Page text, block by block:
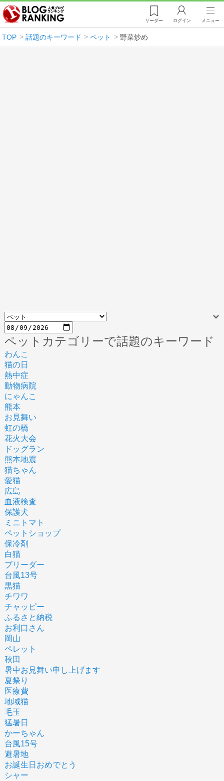
リーダー ログイン メニュー
TOP 話題のキーワード ペット 野菜炒め
ペットカテゴリーで話題のキーワード
わんこ
猫の日
熱中症
動物病院
にゃんこ
熊本
お見舞い
虹の橋
花火大会
ドッグラン
熊本地震
猫ちゃん
愛猫
広島
血液検査
保護犬
ミニトマト
ペットショップ
保冷剤
白猫
ブリーダー
台風13号
黒猫
チワワ
チャッピー
ふるさと納税
お利口さん
岡山
ペレット
秋田
暑中お見舞い申し上げます
夏祭り
医療費
地域猫
毛玉
猛暑日
かーちゃん
台風15号
避暑地
お誕生日おめでとう
シャー